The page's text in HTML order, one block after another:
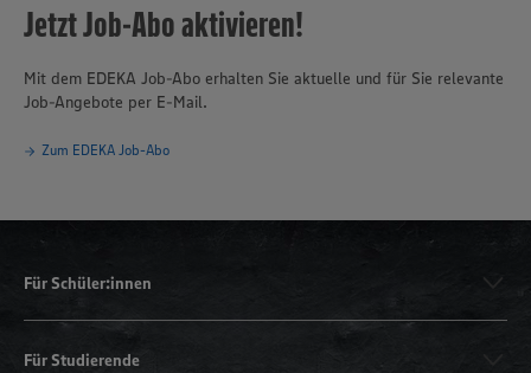
Jetzt Job-Abo aktivieren!
Mit dem EDEKA Job-Abo erhalten Sie aktuelle und für Sie relevante
Job-Angebote per E-Mail.
Zum EDEKA Job-Abo
Für Schüler:innen
Für Studierende